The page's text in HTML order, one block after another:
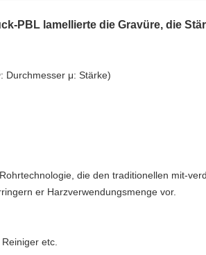
PBL lamellierte die Gravüre, die
Durchmesser μ: Stärke)
die den traditionellen mit-
er Harzverwendungsmenge vor.
etc.